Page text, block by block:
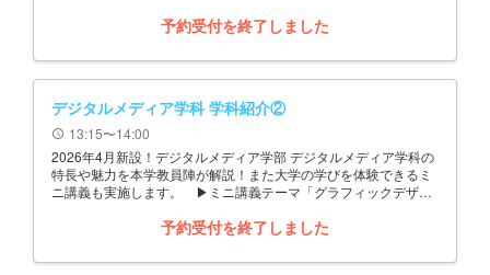
予約受付を終了しました
デジタルメディア学科 学科紹介②
schedule 13:15〜14:00
2026年4月新設！デジタルメディア学部 デジタルメディア学科の
特長や魅力を本学教員陣が解説！また大学の学びを体験できるミ
ニ講義も実施します。 ▶ミニ講義テーマ「グラフィックデザイ
予約受付を終了しました